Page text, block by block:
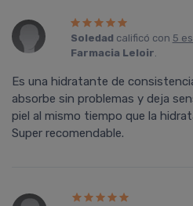
Soledad calificó con 5
Farmacia Leloir.
Es una hidratante de
absorbe sin problemas y deja
piel al mismo tiempo que la
Super recomendable.